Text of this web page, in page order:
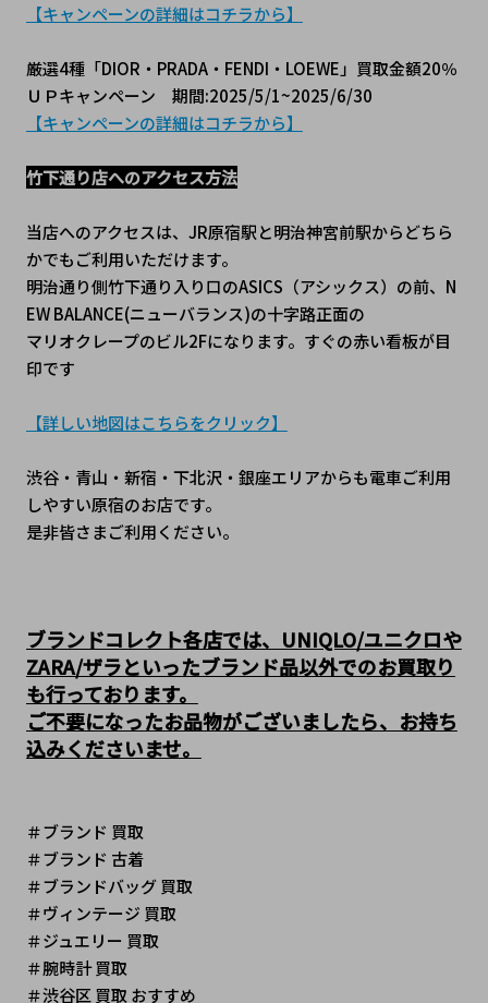
【キャンペーンの詳細はコチラから】
厳選4種「DIOR・PRADA・FENDI・LOEWE」買取金額20％
ＵＰキャンペーン　期間:2025/5/1~2025/6/30
【キャンペーンの詳細はコチラから】
竹下通り店へのアクセス方法
当店へのアクセスは、JR原宿駅と明治神宮前駅からどちら
かでもご利用いただけます。
明治通り側竹下通り入り口のASICS（アシックス）の前、N
EW BALANCE(ニューバランス)の十字路正面の
マリオクレープのビル2Fになります。すぐの赤い看板が目
印です
【詳しい地図はこちらをクリック】
渋谷・青山・新宿・下北沢・銀座エリアからも電車ご利用
しやすい原宿のお店です。
是非皆さまご利用ください。
ブランドコレクト各店では、UNIQLO/ユニクロや
ZARA/ザラといったブランド品以外でのお買取り
も行っております。
ご不要になったお品物がございましたら、お持ち
込みくださいませ。
＃ブランド 買取
＃ブランド 古着
＃ブランドバッグ 買取
＃ヴィンテージ 買取
＃ジュエリー 買取
＃腕時計 買取
＃渋谷区 買取 おすすめ